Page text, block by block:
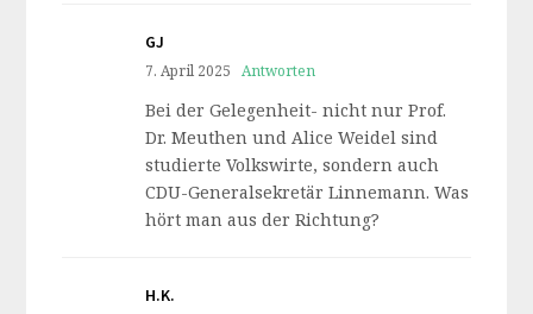
GJ
7. April 2025 Antworten
Bei der Gelegenheit- nicht nur Prof.
Dr. Meuthen und Alice Weidel sind
studierte Volkswirte, sondern auch
CDU-Generalsekretär Linnemann. Was
hört man aus der Richtung?
H.K.